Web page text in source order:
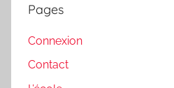
Pages
Connexion
Contact